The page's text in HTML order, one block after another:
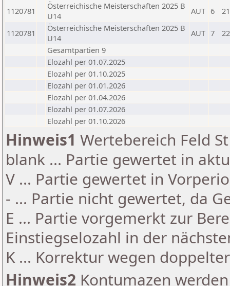
1120781
Österreichische Meisterschaften 2025 B
U14
AUT 6
1120781
Österreichische Meisterschaften 2025 B
U14
AUT 7
Gesamtpartien 9
Elozahl per 01.07.2025
Elozahl per 01.10.2025
Elozahl per 01.01.2026
Elozahl per 01.04.2026
Elozahl per 01.07.2026
Elozahl per 01.10.2026
Hinweis1 Wertebereich Feld
blank ... Partie gewertet in
V ... Partie gewertet in
- ... Partie nicht gewertet, da
E ... Partie vorgemerkt zur
Einstiegselozahl in der
K ... Korrektur wegen
Hinweis2 Kontumazen